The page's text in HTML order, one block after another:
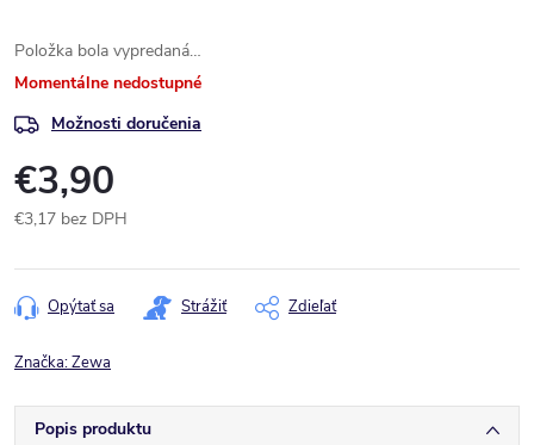
Položka bola vypredaná…
Momentálne nedostupné
Možnosti doručenia
€3,90
€3,17 bez DPH
cena:
Opýtať sa Strážiť Zdieľať
Značka:Zewa
Popis produktu